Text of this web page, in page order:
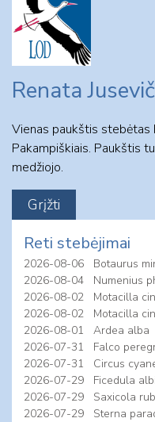
content
Renata
Vienas paukštis stebėtas
Pakampiškiais. Paukštis
medžiojo.
Reti stebėjimai
2026-08-06
Botaurus
2026-08-04
Numenius
2026-08-02
Motacilla
2026-08-02
Motacilla
2026-08-01
Ardea alba
2026-07-31
Falco
2026-07-31
Circus
2026-07-29
Ficedula
2026-07-29
Saxicola
2026-07-29
Sterna